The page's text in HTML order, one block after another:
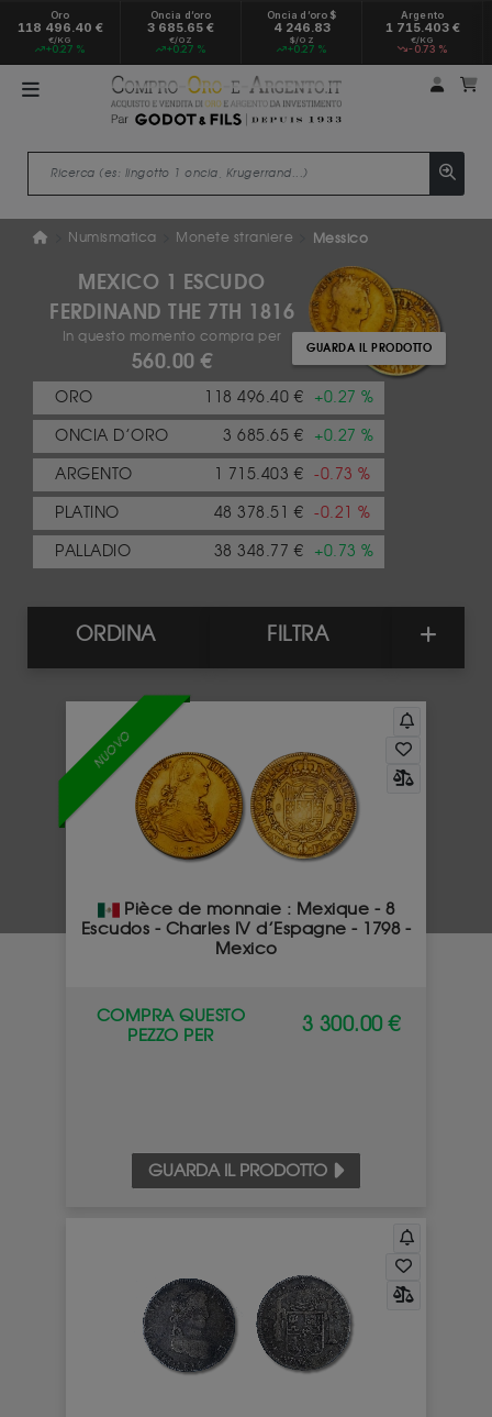
Oro
118 496.40 €
€/KG
+0.27 %
Oncia d’oro
3 685.65 €
€/OZ
+0.27 %
Oncia d’oro $
4 246.83
$/OZ
+0.27 %
Argento
1 715.403 €
€/KG
-0.73 %
Il mio
Numismatica Monete straniere Messico
MEXICO 1 ESCUDO
FERDINAND THE 7TH 1816
In questo momento compra per
560.00 € GUARDA IL PRODOTTO
ORO 118 496.40 € +0.27 %
ONCIA D’ORO 3 685.65 € +0.27 %
ARGENTO 1 715.403 € -0.73 %
PLATINO 48 378.51 € -0.21 %
PALLADIO 38 348.77 € +0.73 %
ORDINA FILTRA
NUOVO
Pièce de monnaie : Mexique - 8
Escudos - Charles IV d’Espagne - 1798 -
Mexico
COMPRA QUESTO
PEZZO PER
3 300.00 €
GUARDA IL PRODOTTO